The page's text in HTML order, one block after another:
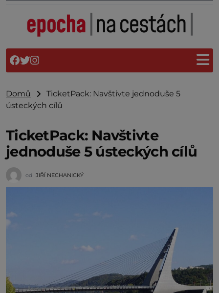
Domů
TicketPack: Navštivte jednoduše 5
ústeckých cílů
TicketPack: Navštivte
jednoduše 5 ústeckých cílů
od JIŘÍ NECHANICKÝ